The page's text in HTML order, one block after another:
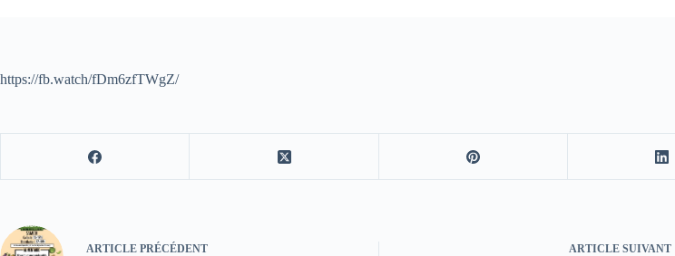
https://fb.watch/fDm6zfTWgZ/
ARTICLE PRÉCÉDENT ARTICLESUIVANT